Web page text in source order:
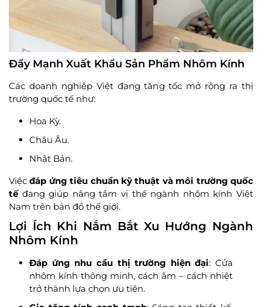
Đẩy Mạnh Xuất Khẩu Sản Phẩm Nhôm Kính
Các doanh nghiệp Việt đang tăng tốc mở rộng ra thị
trường quốc tế như:
Hoa Kỳ.
Châu Âu.
Nhật Bản.
Việcđáp ứng tiêu chuẩn kỹ thuật và môi trường quốc
tếđang giúp nâng tầm vị thế ngành nhôm kính Việt
Nam trên bản đồ thế giới.
Lợi Ích Khi Nắm Bắt Xu Hướng Ngành
Nhôm Kính
Đáp ứng nhu cầu thị trường hiện đại: Cửa
nhôm kính thông minh, cách âm – cách nhiệt
trở thành lựa chọn ưu tiên.